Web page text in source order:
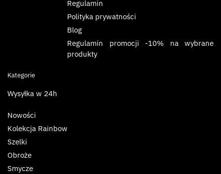
Regulamin
Polityka prywatności
Blog
Regulamin promocji -10% na wybrane
produkty
Kategorie
Wysyłka w 24h
Nowości
Kolekcja Rainbow
Szelki
Obroże
Smycze